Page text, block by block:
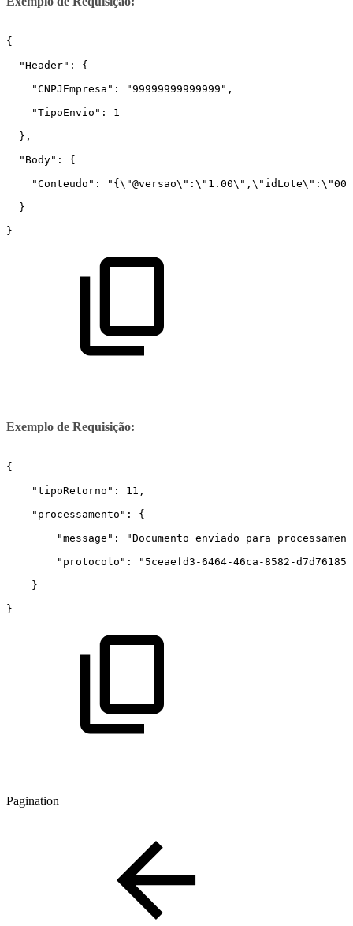
{
"Header": {
"CNPJEmpresa": "99999999999999",
"TipoEnvio": 1
},
"Body": {
"Conteudo":
}
}
Exemplo de Requisição:
{
"tipoRetorno": 11,
"processamento": {
"message": "Documento enviado para
"protocolo": "5ceaefd3-6464-46ca-8582-
}
}
Pagination